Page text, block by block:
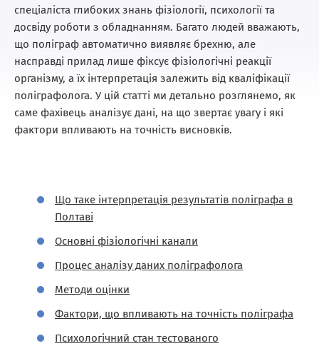
спеціаліста глибоких знань фізіології, психології та
досвіду роботи з обладнанням. Багато людей вважають,
що поліграф автоматично виявляє брехню, але
насправді прилад лише фіксує фізіологічні реакції
організму, а їх інтерпретація залежить від кваліфікації
поліграфолога. У цій статті ми детально розглянемо, як
саме фахівець аналізує дані, на що звертає увагу і які
фактори впливають на точність висновків.
Що таке інтерпретація результатів поліграфа в
Полтаві
Основні фізіологічні канали
Процес аналізу даних поліграфолога
Методи оцінки
Фактори, що впливають на точність поліграфа
Психологічний стан тестованого